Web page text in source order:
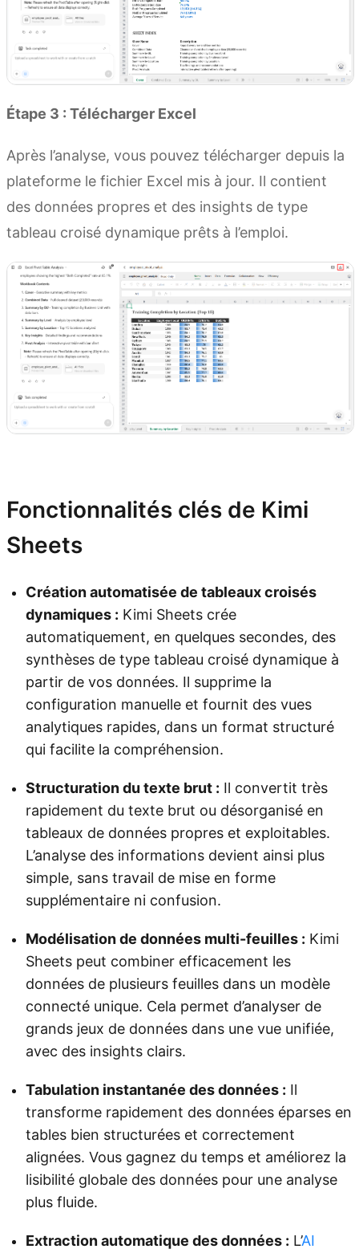
Étape 3 : Télécharger Excel
Après l’analyse, vous pouvez télécharger depuis la
plateforme le fichier Excel mis à jour. Il contient
des données propres et des insights de type
tableau croisé dynamique prêts à l’emploi.
Fonctionnalités clés de Kimi
Sheets
Création automatisée de tableaux croisés
dynamiques : Kimi Sheets crée
automatiquement, en quelques secondes, des
synthèses de type tableau croisé dynamique à
partir de vos données. Il supprime la
configuration manuelle et fournit des vues
analytiques rapides, dans un format structuré
qui facilite la compréhension.
Structuration du texte brut : Il convertit très
rapidement du texte brut ou désorganisé en
tableaux de données propres et exploitables.
L’analyse des informations devient ainsi plus
simple, sans travail de mise en forme
supplémentaire ni confusion.
Modélisation de données multi-feuilles : Kimi
Sheets peut combiner efficacement les
données de plusieurs feuilles dans un modèle
connecté unique. Cela permet d’analyser de
grands jeux de données dans une vue unifiée,
avec des insights clairs.
Tabulation instantanée des données : Il
transforme rapidement des données éparses en
tables bien structurées et correctement
alignées. Vous gagnez du temps et améliorez la
lisibilité globale des données pour une analyse
plus fluide.
Extraction automatique des données : L’AI